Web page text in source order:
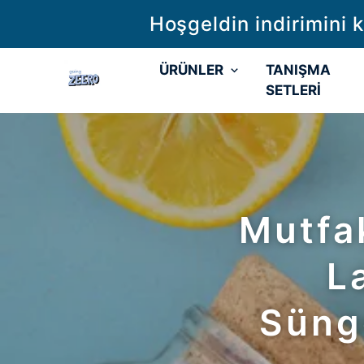
Hoşgeldin indirimini
ÜRÜNLER
TANIŞMA
SETLERİ